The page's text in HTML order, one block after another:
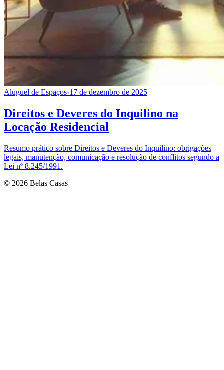
Aluguel de Espaços·17 de dezembro de 2025
Direitos e Deveres do Inquilino na
Locação Residencial
Resumo prático sobre Direitos e Deveres do Inquilino: obrigações
legais, manutenção, comunicação e resolução de conflitos segundo a
Lei nº 8.245/1991.
© 2026 Belas Casas